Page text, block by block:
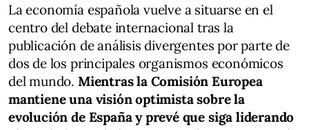
La economía española vuelve a situarse en el
centro del debate internacional tras la
publicación de análisis divergentes por parte de
dos de los principales organismos económicos
del mundo. Mientras la Comisión Europea
mantiene una visión optimista sobre la
evolución de España y prevé que siga liderando